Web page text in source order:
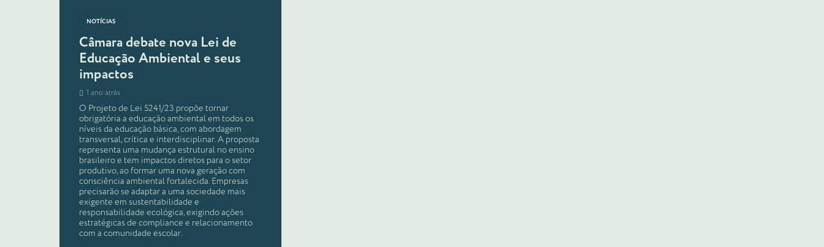
NOTÍCIAS
Câmara debate nova Lei de
Educação Ambiental e seus
impactos
1 ano atrás
O Projeto de Lei 5241/23 propõe tornar
obrigatória a educação ambiental em todos os
níveis da educação básica, com abordagem
transversal, crítica e interdisciplinar. A proposta
representa uma mudança estrutural no ensino
brasileiro e tem impactos diretos para o setor
produtivo, ao formar uma nova geração com
consciência ambiental fortalecida. Empresas
precisarão se adaptar a uma sociedade mais
exigente em sustentabilidade e
responsabilidade ecológica, exigindo ações
estratégicas de compliance e relacionamento
com a comunidade escolar.